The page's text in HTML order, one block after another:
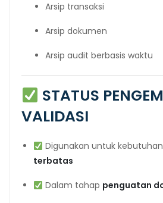
Arsip transaksi
Arsip dokumen
Arsip audit berbasis waktu
STATUS
VALIDASI
Digunakan untuk kebutuhan
terbatas
Dalam tahap penguatan